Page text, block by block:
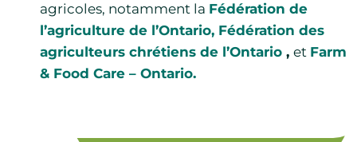
agricoles, notamment la Fédération de
l’agriculture de l’Ontario, Fédération des
agriculteurs chrétiens de l’Ontario , et Farm
& Food Care – Ontario.